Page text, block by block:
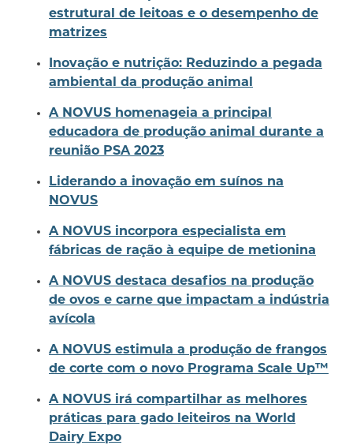
estrutural de leitoas e o desempenho de
matrizes
Inovação e nutrição: Reduzindo a pegada
ambiental da produção animal
A NOVUS homenageia a principal
educadora de produção animal durante a
reunião PSA 2023
Liderando a inovação em suínos na
NOVUS
A NOVUS incorpora especialista em
fábricas de ração à equipe de metionina
A NOVUS destaca desafios na produção
de ovos e carne que impactam a indústria
avícola
A NOVUS estimula a produção de frangos
de corte com o novo Programa Scale Up™
A NOVUS irá compartilhar as melhores
práticas para gado leiteiros na World
Dairy Expo